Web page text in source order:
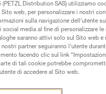
tecniche
(PETZL Distribution SAS) utilizziamo
Sito web, per personalizzare i nostri
sulla navigazione dell’utente
social media al fine di personalizzare
saranno attivi solo sul Sito web
nostri partner seguiranno l’utente
facendo clic sul link
di tali cookie potrebbe
di accedere al Sito web.